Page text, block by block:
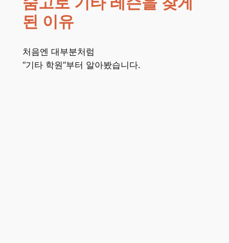
된 이유
처음엔 대부분처럼
“기타 학원”부터 알아봤습니다.